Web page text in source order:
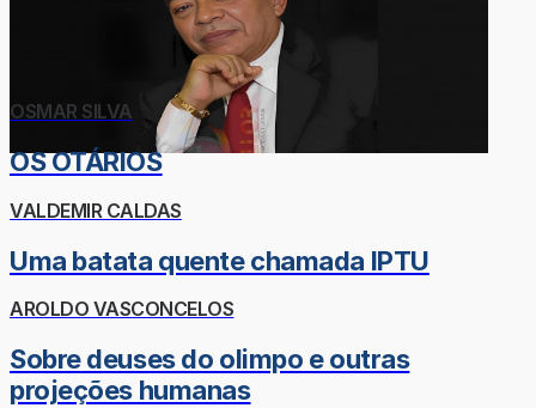
OSMAR SILVA
OS OTÁRIOS
VALDEMIR CALDAS
Uma batata quente chamada IPTU
AROLDO VASCONCELOS
Sobre deuses do olimpo e outras
projeções humanas